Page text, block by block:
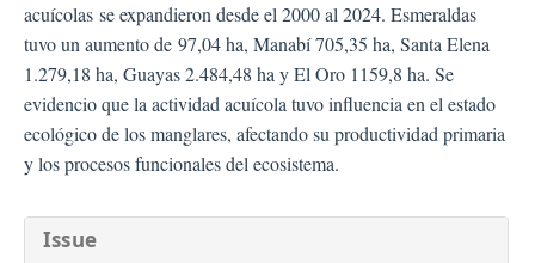
acuícolas se expandieron desde el 2000 al 2024. Esmeraldas
tuvo un aumento de 97,04 ha, Manabí 705,35 ha, Santa Elena
1.279,18 ha, Guayas 2.484,48 ha y El Oro 1159,8 ha. Se
evidencio que la actividad acuícola tuvo influencia en el estado
ecológico de los manglares, afectando su productividad primaria
y los procesos funcionales del ecosistema.
Issue